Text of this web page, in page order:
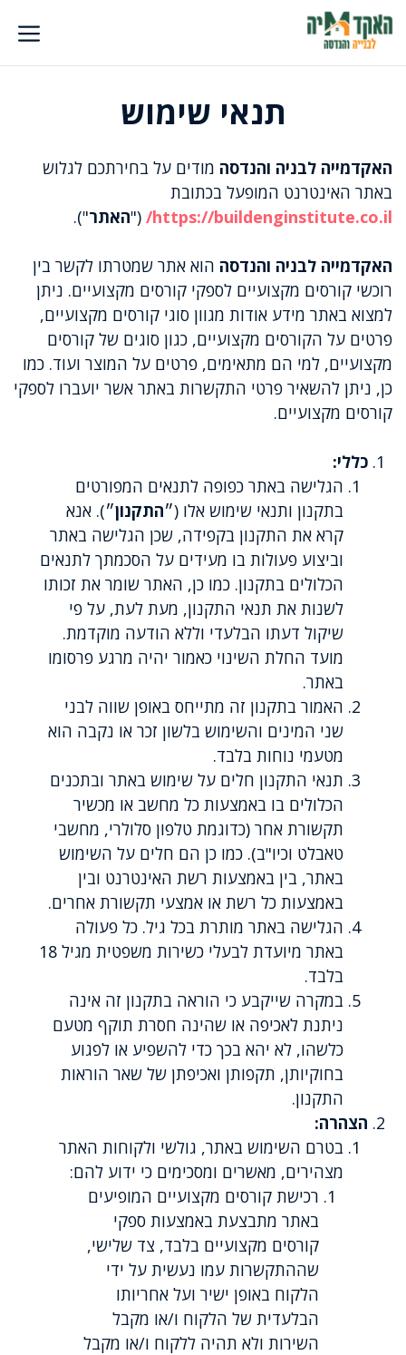
לדלג
לתוכן
תנאי שימוש
האקדמייה לבניה והנדסה מודים על בחירתכם לגלוש
באתר האינטרנט המופעל בכתובת
https://buildenginstitute.co.il/
("האתר").
האקדמייה לבניה והנדסה הוא אתר שמטרתו לקשר בין
רוכשי קורסים מקצועיים לספקי קורסים מקצועיים. ניתן
למצוא באתר מידע אודות מגוון סוגי קורסים מקצועיים,
פרטים על הקורסים מקצועיים, כגון סוגים של קורסים
מקצועיים, למי הם מתאימים, פרטים על המוצר ועוד. כמו
כן, ניתן להשאיר פרטי התקשרות באתר אשר יועברו לספקי
קורסים מקצועיים.
כללי:
הגלישה באתר כפופה לתנאים המפורטים
בתקנון ותנאי שימוש אלו (״התקנון״). אנא
קרא את התקנון בקפידה, שכן הגלישה באתר
וביצוע פעולות בו מעידים על הסכמתך לתנאים
הכלולים בתקנון. כמו כן, האתר שומר את זכותו
לשנות את תנאי התקנון, מעת לעת, על פי
שיקול דעתו הבלעדי וללא הודעה מוקדמת.
מועד החלת השינוי כאמור יהיה מרגע פרסומו
באתר.
האמור בתקנון זה מתייחס באופן שווה לבני
שני המינים והשימוש בלשון זכר או נקבה הוא
מטעמי נוחות בלבד.
תנאי התקנון חלים על שימוש באתר ובתכנים
הכלולים בו באמצעות כל מחשב או מכשיר
תקשורת אחר (כדוגמת טלפון סלולרי, מחשבי
טאבלט וכיו"ב). כמו כן הם חלים על השימוש
באתר, בין באמצעות רשת האינטרנט ובין
באמצעות כל רשת או אמצעי תקשורת אחרים.
הגלישה באתר מותרת בכל גיל. כל פעולה
באתר מיועדת לבעלי כשירות משפטית מגיל 18
בלבד.
במקרה שייקבע כי הוראה בתקנון זה אינה
ניתנת לאכיפה או שהינה חסרת תוקף מטעם
כלשהו, לא יהא בכך כדי להשפיע או לפגוע
בחוקיותן, תקפותן ואכיפתן של שאר הוראות
התקנון.
הצהרה:
בטרם השימוש באתר, גולשי ולקוחות האתר
מצהירים, מאשרים ומסכימים כי ידוע להם:
רכישת קורסים מקצועיים המופיעים
באתר מתבצעת באמצעות ספקי
קורסים מקצועיים בלבד, צד שלישי,
שההתקשרות עמו נעשית על ידי
הלקוח באופן ישיר ועל אחריותו
הבלעדית של הלקוח ו/או מקבל
השירות ולא תהיה ללקוח ו/או מקבל